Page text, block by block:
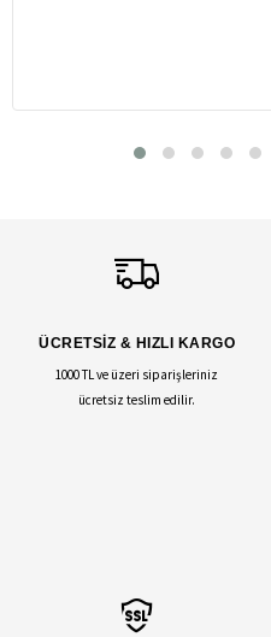
ÜCRETSİZ & HIZLI KARGO
1000 TL ve üzeri siparişleriniz
ücretsiz teslim edilir.